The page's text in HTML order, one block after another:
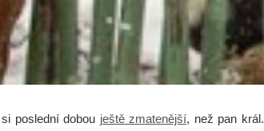
poslední dobou ještě zmatenější, než pan král.